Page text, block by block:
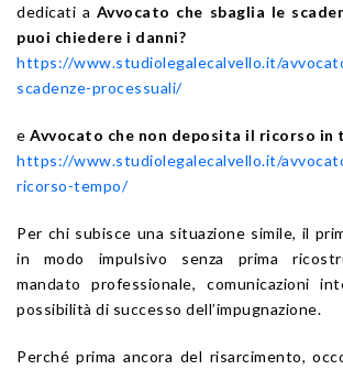
dedicati a Avvocato che sbaglia le
puoi chiedere i danni?
https://www.studiolegalecalvello.it/
scadenze-processuali/
e Avvocato che non deposita il ricorso in
https://www.studiolegalecalvello.it/
ricorso-tempo/
Per chi subisce una situazione simile, il
in modo impulsivo senza prima
mandato professionale, comunicazioni
possibilità di successo dell’impugnazione.
Perché prima ancora del risarcimento,